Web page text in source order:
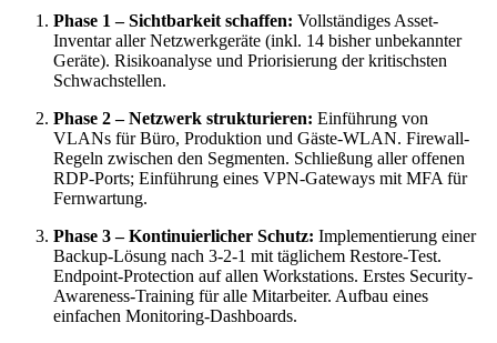
Phase 1 – Sichtbarkeit schaffen: Vollständiges Asset-
Inventar aller Netzwerkgeräte (inkl. 14 bisher unbekannter
Geräte). Risikoanalyse und Priorisierung der kritischsten
Schwachstellen.
Phase 2 – Netzwerk strukturieren: Einführung von
VLANs für Büro, Produktion und Gäste-WLAN. Firewall-
Regeln zwischen den Segmenten. Schließung aller offenen
RDP-Ports; Einführung eines VPN-Gateways mit MFA für
Fernwartung.
Phase 3 – Kontinuierlicher Schutz: Implementierung einer
Backup-Lösung nach 3-2-1 mit täglichem Restore-Test.
Endpoint-Protection auf allen Workstations. Erstes Security-
Awareness-Training für alle Mitarbeiter. Aufbau eines
einfachen Monitoring-Dashboards.